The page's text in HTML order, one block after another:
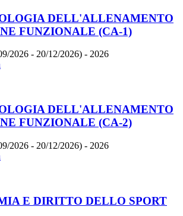
DELL'ALLENAMENTO
FUNZIONALE (CA-1)
2026 - 20/12/2026) - 2026
DELL'ALLENAMENTO
FUNZIONALE (CA-2)
2026 - 20/12/2026) - 2026
E DIRITTO DELLO SPORT